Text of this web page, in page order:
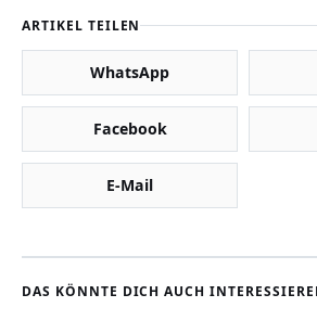
ARTIKEL TEILEN
WhatsApp
Facebook
E-Mail
DAS KÖNNTE DICH AUCH